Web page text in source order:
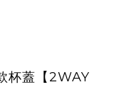
杯蓋【2WAY